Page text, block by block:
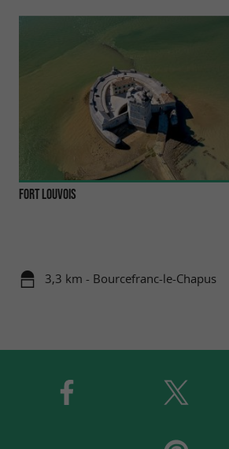
Fort Louvois
3,3 km - Bourcefranc-le-Chapus